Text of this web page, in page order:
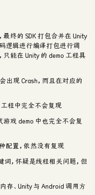
终的 SDK 打包合并在 Unity
逻辑进行编译打包进行调
能在 Unity 的 demo 工程具
出现 Crash，而且在对应的
工程中完全不会复现
游戏 demo 中也完全不会复
配置，依然没有复现
词，怀疑是线程相关问题，但
存、Unity 与 Android 调用方